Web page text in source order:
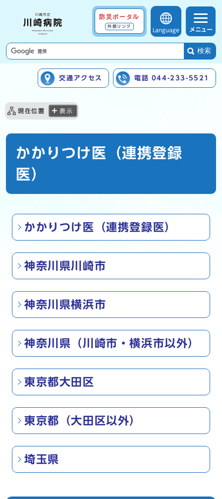
防災ポータル
外部リンク
Language メニュー
検索
交通アクセス 電話 044-233-5521
現在位置 表示
かかりつけ医（連携登録
医）
かかりつけ医（連携登録医）
神奈川県川崎市
神奈川県横浜市
神奈川県（川崎市・横浜市以外）
東京都大田区
東京都（大田区以外）
埼玉県